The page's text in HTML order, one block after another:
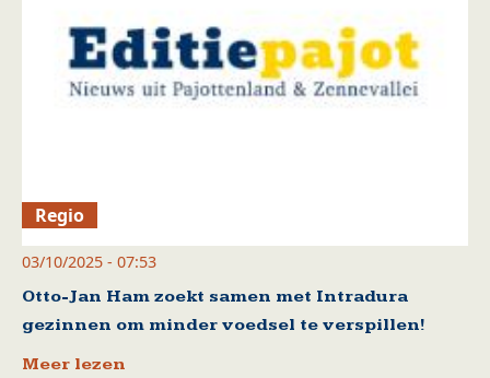
Regio
03/10/2025 - 07:53
Otto-Jan Ham zoekt samen met Intradura
gezinnen om minder voedsel te verspillen!
Meer lezen